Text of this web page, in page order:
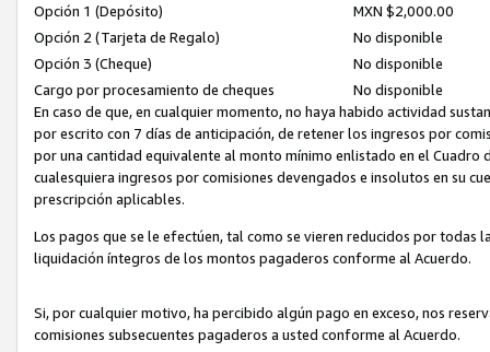
Opción 1 (Depósito)
MXN $2,000.00
Opción 2 (Tarjeta de Regalo)
No disponible
Opción 3 (Cheque)
No disponible
Cargo por procesamiento de cheques
No disponible
En caso de que, en cualquier momento, no haya habido actividad
por escrito con 7 días de anticipación, de retener los ingresos por
por una cantidad equivalente al monto mínimo enlistado en el
cualesquiera ingresos por comisiones devengados e insolutos en su
prescripción aplicables.
Los pagos que se le efectúen, tal como se vieren reducidos por todas
liquidación íntegros de los montos pagaderos conforme al Acuerdo.
Si, por cualquier motivo, ha percibido algún pago en exceso, nos
comisiones subsecuentes pagaderos a usted conforme al Acuerdo.